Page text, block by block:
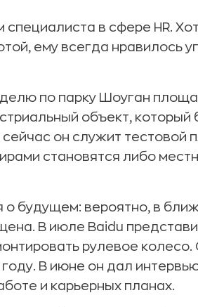
в сфере HR.
ему всегда нравилось
по парку Шоуган
объект,
сейчас он служит тестовой
становятся либо
о будущем: вероятно, в
В июле Baidu
рулевое
В июне он дал
и карьерных планах.